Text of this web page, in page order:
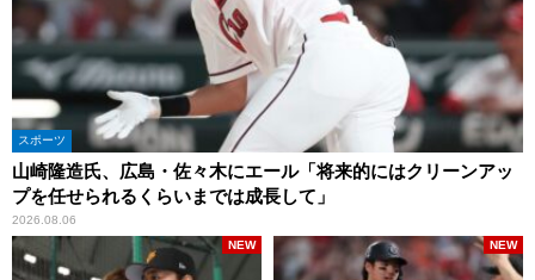
スポーツ
山崎隆造氏、広島・佐々木にエール「将来的にはクリーンアッ
プを任せられるくらいまでは成長して」
2026.08.06
NEW NEW